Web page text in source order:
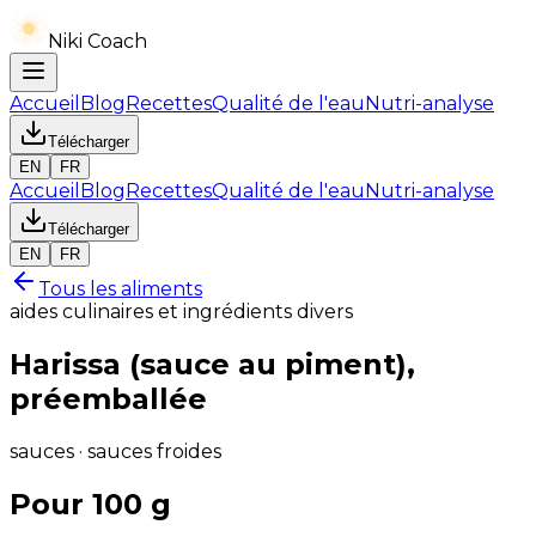
Niki Coach
Accueil BlogRecettesQualité de l'eauNutri-analyse
Télécharger
EN
FR
Accueil BlogRecettesQualité de l'eauNutri-analyse
Télécharger
EN
FR
Tous les aliments
aides culinaires et ingrédients divers
Harissa (sauce au piment),
préemballée
sauces · sauces froides
Pour 100 g